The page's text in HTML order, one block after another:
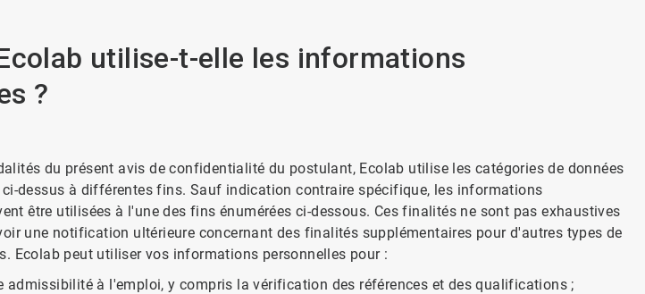
utilise-t-elle les informations
?
du présent avis de confidentialité du postulant, Ecolab utilise les catégories de données
ci-dessus à différentes fins. Sauf indication contraire spécifique, les informations
être utilisées à l'une des fins énumérées ci-dessous. Ces finalités ne sont pas exhaustives
une notification ultérieure concernant des finalités supplémentaires pour d'autres types de
Ecolab peut utiliser vos informations personnelles pour :
admissibilité à l'emploi, y compris la vérification des références et des qualifications ;